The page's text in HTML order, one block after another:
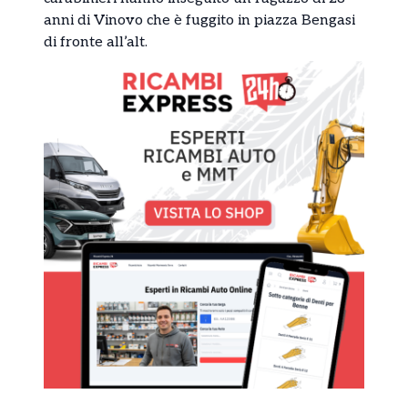
anni di Vinovo che è fuggito in piazza Bengasi
di fronte all’alt.